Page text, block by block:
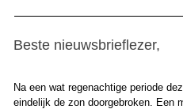
Beste nieuwsbrieflezer,
Na een wat regenachtige periode
eindelijk de zon doorgebroken. Een